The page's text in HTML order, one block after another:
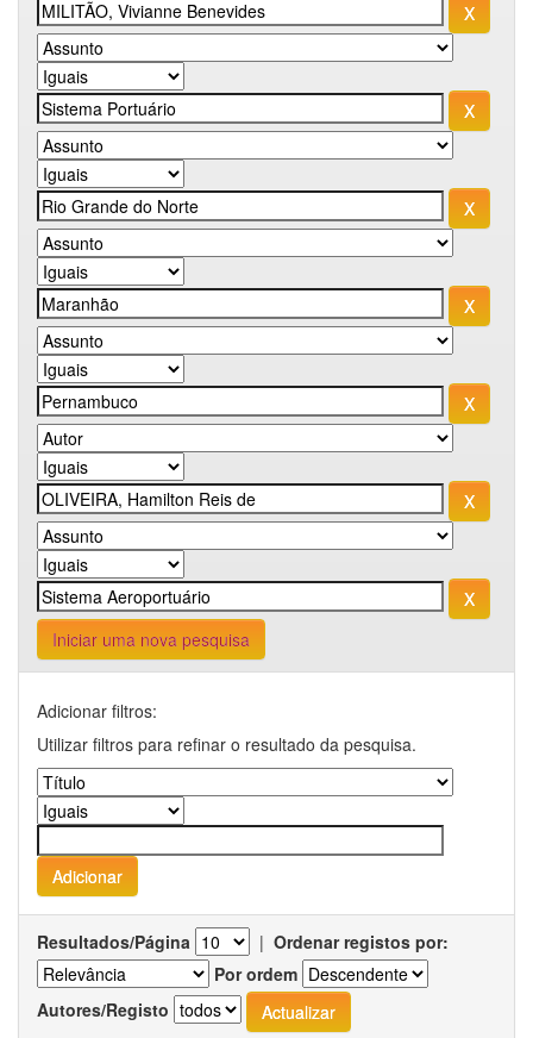
Iniciar uma nova pesquisa
Adicionar filtros:
Utilizar filtros para refinar o resultado da pesquisa.
Resultados/Página | Ordenar registos por:
Por ordem
Autores/Registo